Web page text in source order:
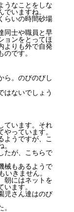
うなことをしな
いますね。
らいの時間砂場
同士や職員と早
ョンをとってほ
よりも外で自発
です。
ら。のびのびし
はないでしょう
ています。それ
っています。
ようですが、こ
たが、こちらで
械もあるようで
いきません。
朝にはネットを
ます。
児さん達はのび